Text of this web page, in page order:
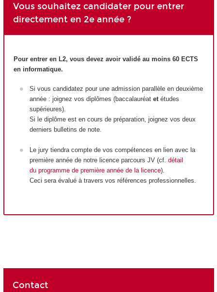
Vous souhaitez candidater pour entrer
directement en 2e année ?
Pour entrer en L2, vous devez avoir validé au moins 60 ECTS
en informatique.
Si vous candidatez pour une admission parallèle en deuxième
année : joignez vos diplômes (baccalauréat etétudes
supérieures).
Si le diplôme est en cours de préparation, joignez vos deux
derniers bulletins de note.
Le jury tiendra compte de vos compétences en lien avec la
première année de notre licence parcours JV (cf. détail
du programme de première année de la licence).
Ceci sera évalué à travers vos références professionnelles.
Contact